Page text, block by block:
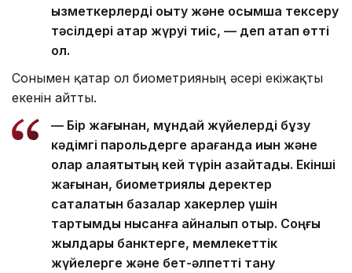
қызметкерлерді оқыту және қосымша тексеру
тәсілдері қатар жүруі тиіс, — деп атап өтті
ол.
Сонымен қатар ол биометрияның әсері екіжақты
екенін айтты.
— Бір жағынан, мұндай жүйелерді бұзу
кәдімгі парольдерге қарағанда қиын және
олар алаяқтықтың кей түрін азайтады. Екінші
жағынан, биометриялық деректер
сақталатын базалар хакерлер үшін
тартымды нысанға айналып отыр. Соңғы
жылдары банктерге, мемлекеттік
жүйелерге және бет-әлпетті тану